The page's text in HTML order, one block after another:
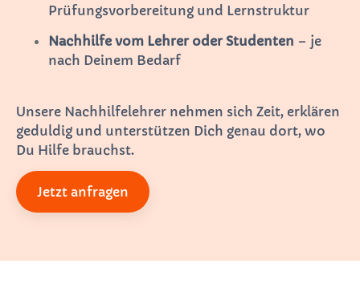
Prüfungsvorbereitung und Lernstruktur
Nachhilfe vom Lehrer oder Studenten – je
nach Deinem Bedarf
Unsere Nachhilfelehrer nehmen sich Zeit, erklären
geduldig und unterstützen Dich genau dort, wo
Du Hilfe brauchst.
Jetzt anfragen